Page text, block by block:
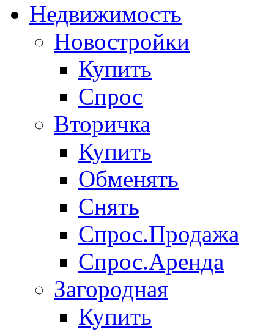
Недвижимость
Новостройки
Купить
Спрос
Вторичка
Купить
Обменять
Снять
Спрос.Продажа
Спрос.Аренда
Загородная
Купить